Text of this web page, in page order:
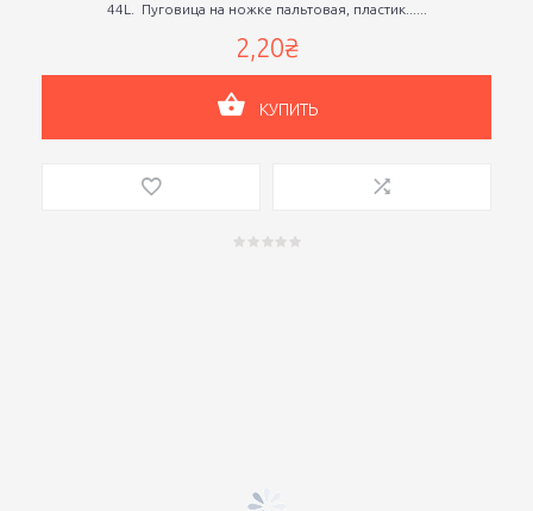
44L. Пуговица на ножке пальтовая, пластик......
2,20₴
КУПИТЬ